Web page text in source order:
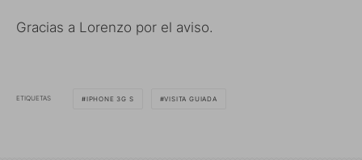
Gracias a Lorenzo por el aviso.
ETIQUETAS IPHONE 3G S VISITA GUIADA